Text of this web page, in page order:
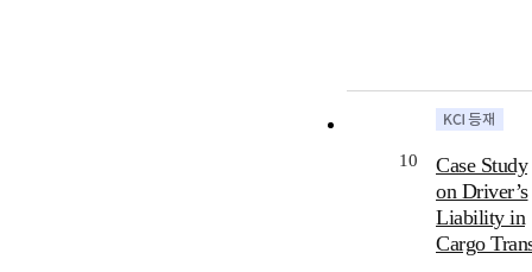
10
Case Study
on Driver’s
Liability in
Cargo